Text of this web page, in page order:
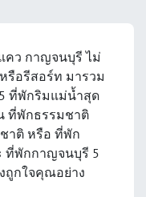
คว กาญจนบุรี ไม่
รือรีสอร์ท มารวม
ที่พักริมแม่น้ำสุด
ที่พักธรรมชาติ
าติ หรือ ที่พัก
ที่พักกาญจนบุรี 5
ถูกใจคุณอย่าง